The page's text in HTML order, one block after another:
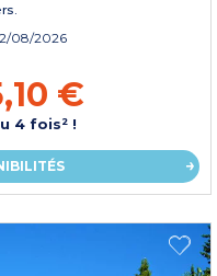
08/2026
€
4 fois² !